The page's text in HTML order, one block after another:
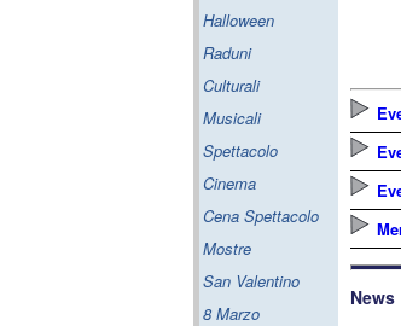
Halloween
Raduni
Culturali
Musicali
Spettacolo
Cinema
Cena Spettacolo
Mostre
San Valentino
8 Marzo
News